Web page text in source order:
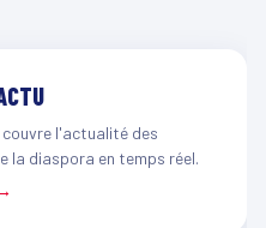
l'actualité des
la diaspora en temps réel.